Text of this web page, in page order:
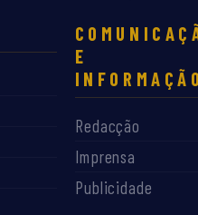
E
Redacção
Imprensa
Publicidade